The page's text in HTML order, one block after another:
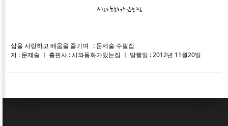
삶을 사랑하고 배움을 즐기며 : 문제술 수필집
저 : 문제술 ㅣ 출판사 : 시와동화가있는집 ㅣ 발행일 : 2012년 11월20일